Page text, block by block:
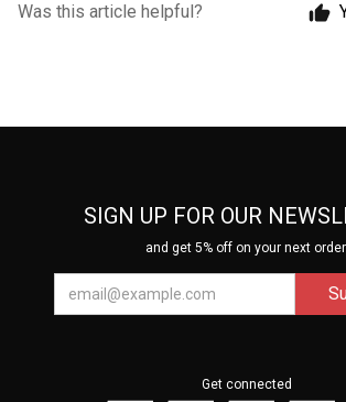
Was this article helpful?
SIGN UP FOR OUR
and get 5% off on your next
Get connected